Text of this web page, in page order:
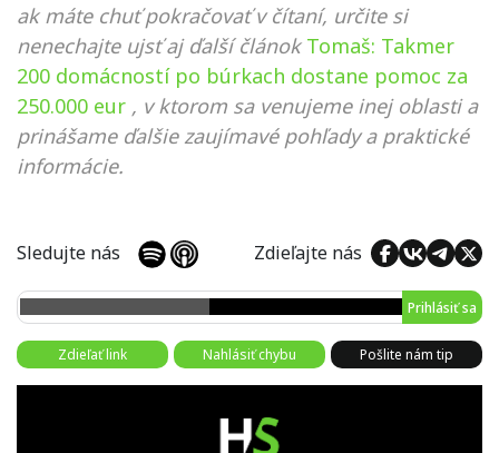
ak máte chuť pokračovať v čítaní, určite si
nenechajte ujsť aj ďalší článok Tomaš: Takmer
200 domácností po búrkach dostane pomoc za
250.000 eur , v ktorom sa venujeme inej oblasti a
prinášame ďalšie zaujímavé pohľady a praktické
informácie.
Sledujte nás Zdieľajte nás
Prihlásiť sa
Zdieľať link Nahlásiť chybu Pošlite nám tip